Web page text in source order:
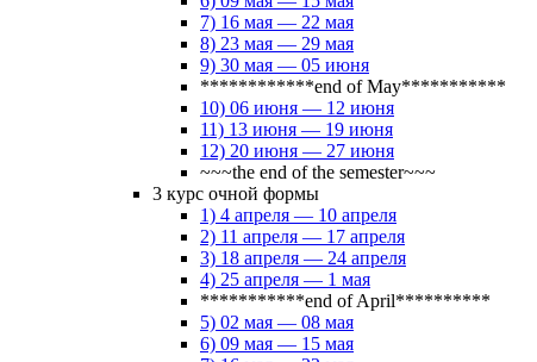
7) 16 мая — 22 мая
8) 23 мая — 29 мая
9) 30 мая — 05 июня
************end of May***********
10) 06 июня — 12 июня
11) 13 июня — 19 июня
12) 20 июня — 27 июня
~~~the end of the semester~~~
3 курс очной формы
1) 4 апреля — 10 апреля
2) 11 апреля — 17 апреля
3) 18 апреля — 24 апреля
4) 25 апреля — 1 мая
***********end of April**********
5) 02 мая — 08 мая
6) 09 мая — 15 мая